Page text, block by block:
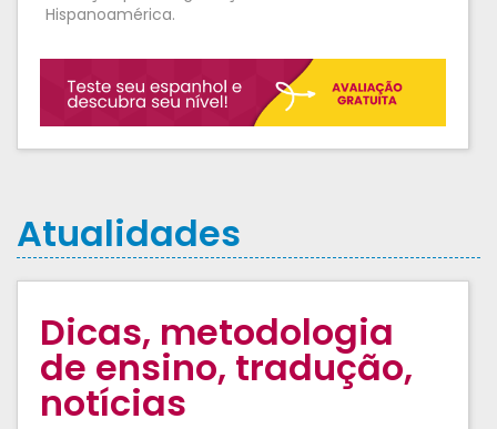
Hispanoamérica.
Atualidades
Dicas, metodologia
de ensino, tradução,
notícias